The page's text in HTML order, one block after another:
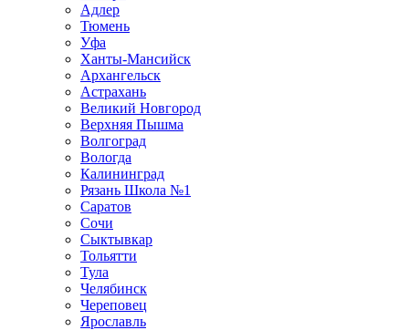
Адлер
Тюмень
Уфа
Ханты-Мансийск
Архангельск
Астрахань
Великий Новгород
Верхняя Пышма
Волгоград
Вологда
Калининград
Рязань Школа №1
Саратов
Сочи
Сыктывкар
Тольятти
Тула
Челябинск
Череповец
Ярославль